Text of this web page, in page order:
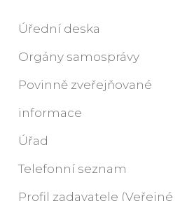
Úřední deska
Orgány samosprávy
Povinně zveřejňované
informace
Úřad
Telefonní seznam
Profil zadavatele (Veřejné